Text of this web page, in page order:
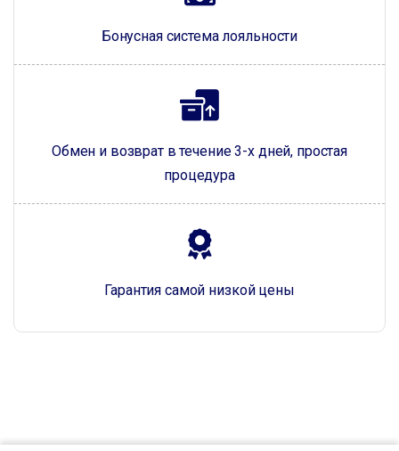
Бонусная система лояльности
Обмен и возврат в течение 3-х дней, простая
процедура
Гарантия самой низкой цены